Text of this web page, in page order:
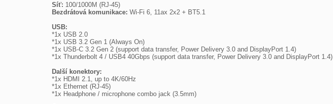
Síť:
Bezdrátová komunikace: Wi-Fi 6, 11ax 2x2 + BT5.1
USB:
*1x USB 2.0
*1x USB 3.2 Gen 1 (Always On)
*1x USB-C 3.2 Gen 2 (support data transfer, Power Delivery 3.0 and DisplayPort 1.4)
*1x Thunderbolt 4 / USB4 40Gbps (support data transfer, Power Delivery 3.0 and DisplayPort 1.4)
Další konektory:
*1x HDMI 2.1, up to 4K/60Hz
*1x Ethernet (RJ-45)
*1x Headphone / microphone combo jack (3.5mm)